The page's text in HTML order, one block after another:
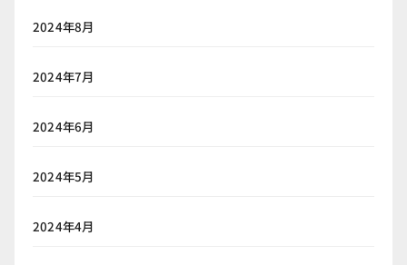
2024年8月
2024年7月
2024年6月
2024年5月
2024年4月